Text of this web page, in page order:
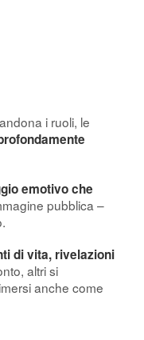
i ruoli, le
emotivo che
pubblica –
di vita, rivelazioni
altri si
anche come